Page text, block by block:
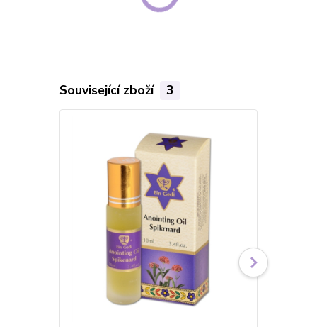
Související zboží 3